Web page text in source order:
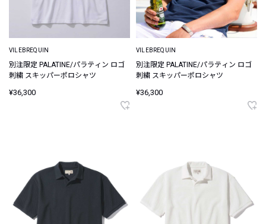
VILEBREQUIN
別注限定 PALATINE/パラティン ロゴ
刺繍 スキッパーポロシャツ
¥36,300
VILEBREQUIN
別注限定 PALATINE/パラティン ロゴ
刺繍 スキッパーポロシャツ
¥36,300